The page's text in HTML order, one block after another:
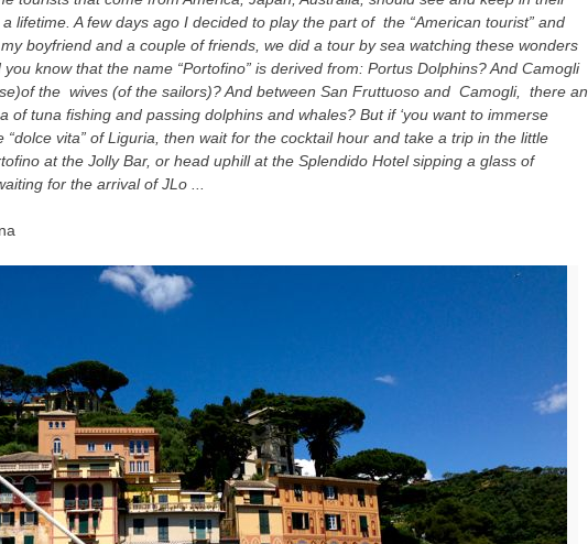
lifetime A few days ago I decided to play the part ofthe “American tourist” and
boyfriend and a couple of friends we did a tour by sea watching these wonders
you know that the name “Portofino” is derived from: Portus Dolphins?And Camogli
the wives (of the sailors)?And between San Fruttuoso and Camogli, there an
of​​tuna fishing and passing dolphins and whales? But if ‘you want to immerse
“dolce vita” ofLiguria, then wait for the cocktail hour and take a trip in the little
at the Jolly Bar, or head uphill at the Splendido Hotel sipping a glass of
for the arrival of JLo